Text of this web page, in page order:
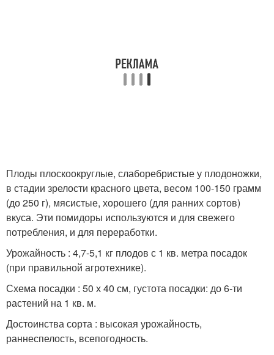
Плоды плоскоокруглые, слаборебристые у плодоножки,
в стадии зрелости красного цвета, весом 100-150 грамм
(до 250 г), мясистые, хорошего (для ранних сортов)
вкуса. Эти помидоры используются и для свежего
потребления, и для переработки.
Урожайность : 4,7-5,1 кг плодов с 1 кв. метра посадок
(при правильной агротехнике).
Схема посадки : 50 х 40 см, густота посадки: до 6-ти
растений на 1 кв. м.
Достоинства сорта : высокая урожайность,
раннеспелость, всепогодность.